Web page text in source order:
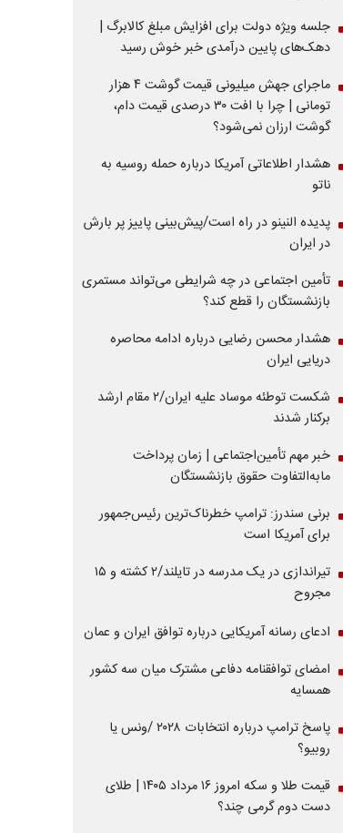
جلسه ویژه دولت برای افزایش مبلغ کالابرگ |
دهک‌های پایین درآمدی خبر خوش رسید
ماجرای جهش میلیونی قیمت گوشت ۴ هزار
تومانی | چرا با افت ۳۰ درصدی قیمت دام،
گوشت ارزان نمی‌شود؟
هشدار اطلاعاتی آمریکا درباره حمله روسیه به
ناتو
پدیده النینو در راه است/پیش‌بینی پاییز پر بارش
در ایران
تأمین اجتماعی در چه شرایطی می‌تواند مستمری
بازنشستگان را قطع کند؟
هشدار محسن رضایی درباره ادامه محاصره
دریایی ایران
شکست توطئه موساد علیه ایران/۲ مقام‌ ارشد
برکنار شدند
خبر مهم تأمین‌اجتماعی | زمان پرداخت
مابه‌التفاوت حقوق بازنشستگان
برنی سندرز: ترامپ خطرناک‌ترین رئیس‌جمهور
برای آمریکا است
تیراندازی در یک مدرسه در تایلند/۲ کشته و ۱۵
مجروح
ادعای رسانه آمریکایی درباره توافق ایران و عمان
امضای توافقنامه دفاعی مشترک میان سه کشور
همسایه
پاسخ ترامپ درباره انتخابات ۲۰۲۸ /ونس یا
روبیو؟
قیمت طلا و سکه امروز ۱۶ مرداد ۱۴۰۵ | طلای
دست دوم گرمی چند؟